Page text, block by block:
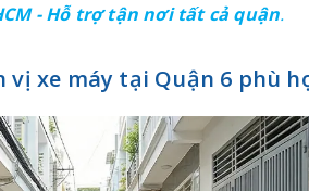
- Hỗ trợ tận nơi tất cả quận.
vị xe máy tại Quận 6 phù